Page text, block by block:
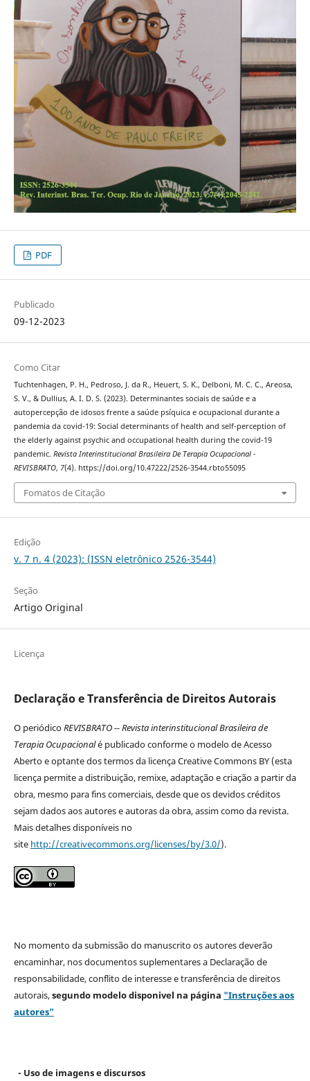
PDF
Publicado
09-12-2023
Como Citar
Tuchtenhagen, P. H., Pedroso, J. da R., Heuert, S. K., Delboni, M. C. C., Areosa,
S. V., & Dullius, A. I. D. S. (2023). Determinantes sociais de saúde e a
autopercepção de idosos frente a saúde psíquica e ocupacional durante a
pandemia da covid-19: Social determinants of health and self-perception of
the elderly against psychic and occupational health during the covid-19
pandemic. Revista Interinstitucional Brasileira De Terapia Ocupacional -
REVISBRATO, 7(4). https://doi.org/10.47222/2526-3544.rbto55095
Fomatos de Citação
Edição
v. 7 n. 4 (2023): (ISSN eletrônico 2526-3544)
Seção
Artigo Original
Licença
Declaração e Transferência de Direitos Autorais
O periódicoREVISBRATO -- Revista interinstitucional Brasileira de
Terapia Ocupacionalé publicado conforme o modelo de Acesso
Aberto e optante dos termos da licença Creative Commons BY (esta
licença permite a distribuição, remixe, adaptação e criação a partir da
obra, mesmo para fins comerciais, desde que os devidos créditos
sejam dados aos autores e autoras da obra, assim como da revista.
Mais detalhes disponíveis no
site http://creativecommons.org/licenses/by/3.0/).
No momento da submissão do manuscrito os autores deverão
encaminhar, nos documentos suplementares a Declaração de
responsabilidade, conflito de interesse e transferência de direitos
autorais,segundo modelodisponivel na página "Instruções aos
autores"
- Uso de imagens e discursos